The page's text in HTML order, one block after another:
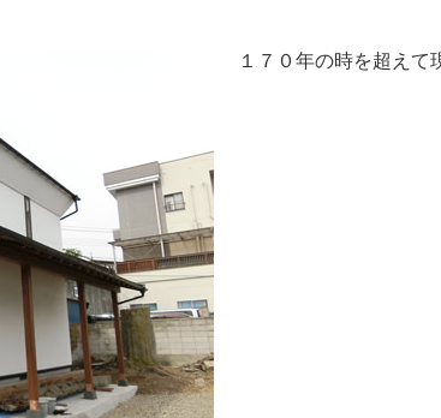
１７０年の時を超えて